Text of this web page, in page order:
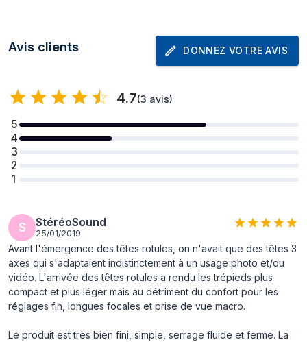
Fixation
trépied
Capacité de charge
maximale
Rotation
panoramique
Avis clients DONNEZ VOTRE AVIS
4.7(3 avis)
5
4
3
2
1
S StéréoSound
25/01/2019
Avant l'émergence des têtes rotules, on n'avait que des têtes 3
axes qui s'adaptaient indistinctement à un usage photo et/ou
vidéo. L'arrivée des têtes rotules a rendu les trépieds plus
compact et plus léger mais au détriment du confort pour les
réglages fin, longues focales et prise de vue macro.
Le produit est très bien fini, simple, serrage fluide et ferme. La